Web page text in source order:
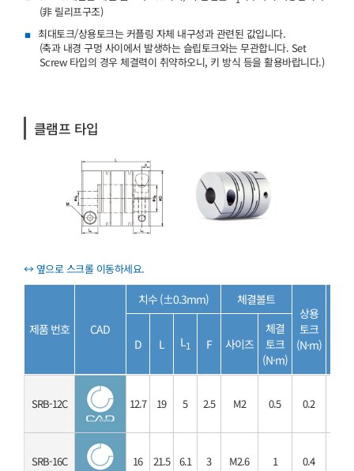
(非 릴리프구조)
최대토크/상용토크는 커플링 자체 내구성과 관련된 값입니다.
(축과 내경 구멍 사이에서 발생하는 슬립토크와는 무관합니다. Set
Screw 타입의 경우 체결력이 취약하오니, 키 방식 등을 활용바랍니다.)
클램프 타입
제품 번호 CAD
치수 (±0.3mm)
체결볼트
상용
토크
(N·m)
D L L1 F 사이즈
체결
토크
(N·m)
SRB-12C 12.7 19 5 2.5 M2 0.5 0.2
SRB-16C 16 21.5 6.1 3 M2.6 1 0.4